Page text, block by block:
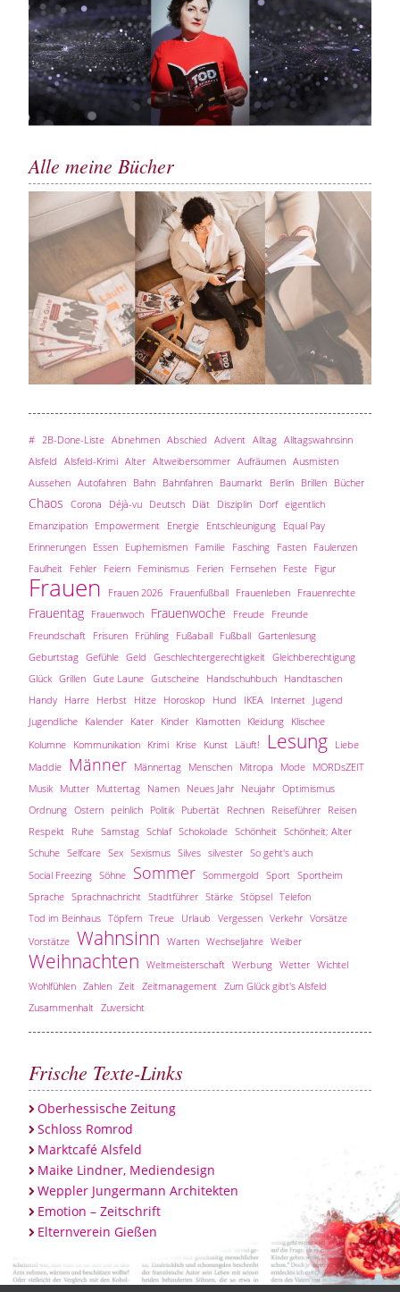
Alle meine Bücher
# 2B-Done-Liste Abnehmen Abschied Advent Alltag Alltagswahnsinn
Alsfeld Alsfeld-Krimi Alter Altweibersommer Aufräumen Ausmisten
Aussehen Autofahren Bahn Bahnfahren Baumarkt Berlin Brillen Bücher
Chaos Corona Déjà-vu Deutsch Diät Disziplin Dorf eigentlich
Emanzipation Empowerment Energie Entschleunigung Equal Pay
Erinnerungen Essen Euphemismen Familie Fasching Fasten Faulenzen
Faulheit Fehler Feiern Feminismus Ferien Fernsehen Feste Figur
Frauen Frauen 2026 Frauenfußball Frauenleben Frauenrechte
Frauentag Frauenwoch Frauenwoche Freude Freunde
Freundschaft Frisuren Frühling Fußaball Fußball Gartenlesung
Geburtstag Gefühle Geld Geschlechtergerechtigkeit Gleichberechtigung
Glück Grillen Gute Laune Gutscheine Handschuhbuch Handtaschen
Handy Harre Herbst Hitze Horoskop Hund IKEA Internet Jugend
Jugendliche Kalender Kater Kinder Klamotten Kleidung Klischee
Kolumne Kommunikation Krimi Krise Kunst Läuft! Lesung Liebe
Maddie Männer Männertag Menschen Mitropa Mode MORDsZEIT
Musik Mutter Muttertag Namen Neues Jahr Neujahr Optimismus
Ordnung Ostern peinlich Politik Pubertät Rechnen Reiseführer Reisen
Respekt Ruhe Samstag Schlaf Schokolade Schönheit Schönheit; Alter
Schuhe Selfcare Sex Sexismus Silves silvester So geht's auch
Social Freezing Söhne Sommer Sommergold Sport Sportheim
Sprache Sprachnachricht Stadtführer Stärke Stöpsel Telefon
Tod im Beinhaus Töpfern Treue Urlaub Vergessen Verkehr Vorsätze
Vorstätze Wahnsinn Warten Wechseljahre Weiber
Weihnachten Weltmeisterschaft Werbung Wetter Wichtel
Wohlfühlen Zahlen Zeit Zeitmanagement Zum Glück gibt's Alsfeld
Zusammenhalt Zuversicht
Frische Texte-Links
Oberhessische Zeitung
Schloss Romrod
Marktcafé Alsfeld
Maike Lindner, Mediendesign
Weppler Jungermann Architekten
Emotion – Zeitschrift
Elternverein Gießen